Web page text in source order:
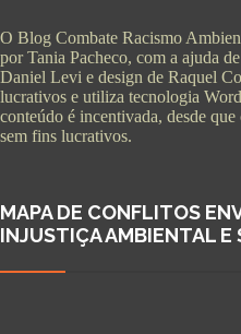
O Blog Combate Racismo
por Tania Pacheco, com a ajuda
Daniel Levi e design de Raquel
lucrativos e utiliza tecnologia
conteúdo é incentivada, desde
sem fins lucrativos.
MAPA DE CONFLITOS
INJUSTIÇA AMBIENTAL E